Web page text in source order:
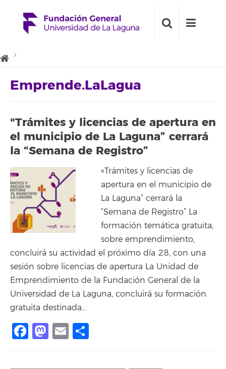
Emprende.LaLagua
"Trámites y licencias de apertura en
el municipio de La Laguna” cerrará
la “Semana de Registro”
«Trámites y licencias de
apertura en el municipio de
La Laguna” cerrará la
“Semana de Registro” La
formación temática gratuita,
sobre emprendimiento,
concluirá su actividad el próximo día 28, con una
sesión sobre licencias de apertura La Unidad de
Emprendimiento de la Fundación General de la
Universidad de La Laguna, concluirá su formación
gratuita destinada…
Facebook
Mastodon
Email